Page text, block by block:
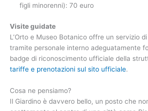
figli minorenni): 70 euro
Visite guidate
L’Orto e Museo Botanico offre un servizio
tramite personale interno adeguatamente
badge di riconoscimento ufficiale della
tariffe e prenotazioni sul sito ufficiale.
Cosa ne pensiamo?
Il Giardino è davvero bello, un posto che